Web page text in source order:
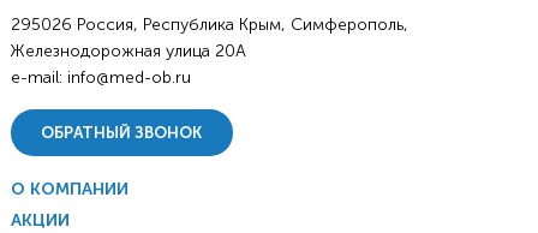
295026 Россия, Республика Крым, Симферополь,
Железнодорожная улица 20А
e-mail: info@med-ob.ru
ОБРАТНЫЙ ЗВОНОК
О КОМПАНИИ
АКЦИИ